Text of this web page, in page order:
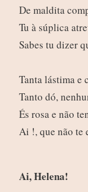
De maldita
Tu à súplica
Sabes tu dizer
Tanta lástima e
Tanto dó,
És rosa e não
Ai !, que não te
Ai, Helena!